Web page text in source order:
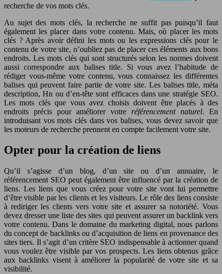
recherche de vos mots clés.
Au sujet des mots clés, la recherche ne suffit pas puisqu’il faut
également les placer dans votre contenu. Mais, où placer les mots
clés ? Après avoir défini les mots ou les expressions clés pour le
contenu de votre site, n’oubliez pas de placer ces éléments aux bons
endroits. Les mots clés qui sont structurés selon les normes doivent
aussi correspondre aux balises title. Si vous avez l’habitude de
rédiger vous-même votre contenu, vous connaissez les différentes
balises qui peuvent faire partie de votre site. Les balises title, méta
description, Hn ou d’en-tête sont efficaces dans une stratégie SEO.
Les mots clés que vous avez choisis doivent être placés à des
endroits précis pour améliorer votre référencement naturel. En
introduisant vos mots clés dans vos balises, vous devez savoir que
les moteurs de recherche prennent en compte facilement votre site.
Opter pour la création de liens
Qu’il s’agisse d’un blog, d’un site ou d’un annuaire, le
référencement SEO peut également être influencé par la création de
liens. Les liens que vous créez pour votre site vont lui permettre
d’être visible par les clients et les visiteurs. Le rôle des liens consiste
à rediriger les clients vers votre site et assurer sa notoriété. Vous
devez dresser une liste des sites qui peuvent assurer un backlink vers
votre contenu. Dans le domaine du marketing digital, nous parlons
du concept de backlinks ou d’acquisition de liens en provenance des
sites tiers. Il s’agit d’un critère SEO indispensable à actionner quand
vous voulez être visible par vos prospects. Les liens obtenus grâce
aux backlinks visent à améliorer la popularité de votre site et sa
visibilité.